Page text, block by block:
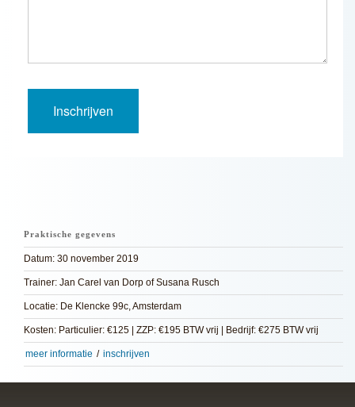
Praktische gegevens
Datum: 30 november 2019
Trainer: Jan Carel van Dorp of Susana Rusch
Locatie: De Klencke 99c, Amsterdam
Kosten: Particulier: €125 | ZZP: €195 BTW vrij | Bedrijf: €275 BTW vrij
meer informatie / inschrijven